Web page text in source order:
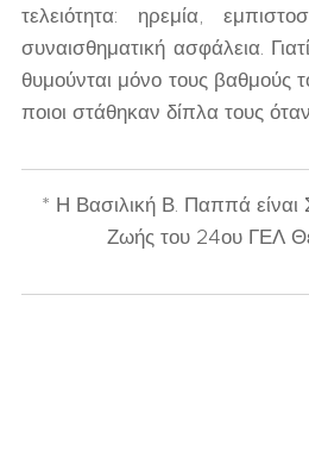
τελειότητα: ηρεμία,
συναισθηματική ασφάλεια.
θυμούνται μόνο τους βαθμούς
ποιοι στάθηκαν δίπλα τους
* Η Βασιλική Β. Παππά είναι
Ζωής του 24ου ΓΕΛ